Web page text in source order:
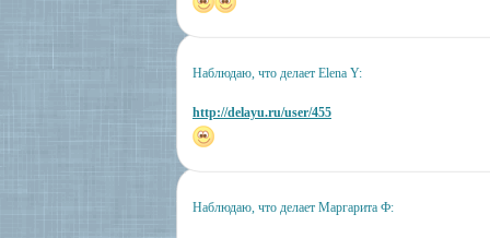
Наблюдаю, что делает Elena Y:
http://delayu.ru/user/455
Наблюдаю, что делает Маргарита Ф: